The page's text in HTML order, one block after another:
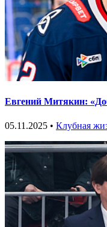
Евгений Митякин:
05.11.2025 • Клубная